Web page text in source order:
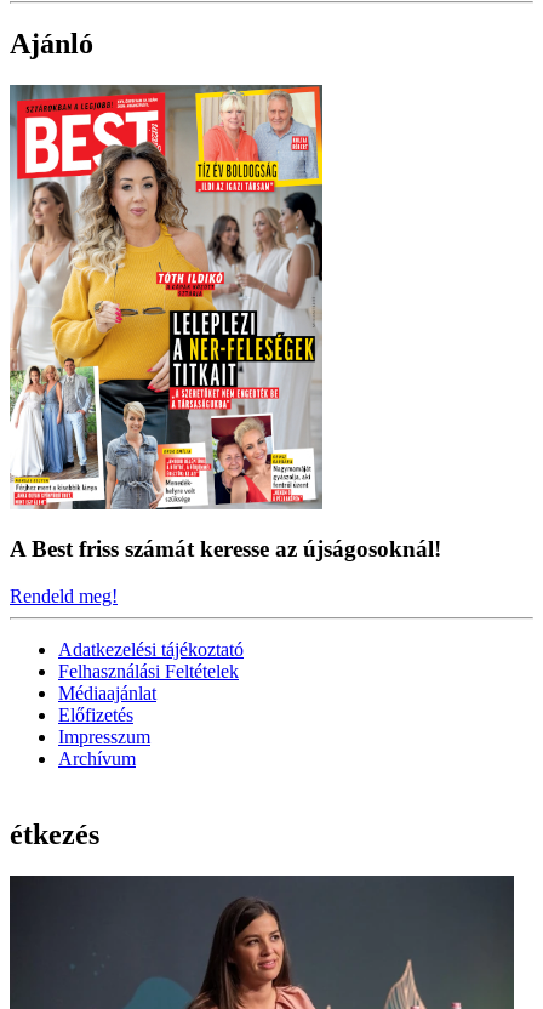
Ajánló
A Best friss számát keresse az újságosoknál!
Rendeld meg!
Adatkezelési tájékoztató
Felhasználási Feltételek
Médiaajánlat
Előfizetés
Impresszum
Archívum
étkezés